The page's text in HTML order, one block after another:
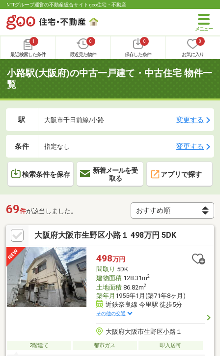
NTTグループ運営の不動産総合サイト goo住宅・不動産
1
最近検索した条件
0
最近見た物件
0
保存した条件
0
お気に入り
小路駅(大阪府)の中古一戸建て・中古住宅 物件一
覧
駅 大阪市千日前線/小路 変更する
条件 指定なし 変更する
検索条件を保存
新着メールを受
取る
アプリで探す
69件が該当しました。
大阪府大阪市生野区小路１ 498万円 5DK
498万円
間取り 5DK
建物面積128.31m2
土地面積86.82m2
築年月 1955年1月(築71年8ヶ月)
近鉄奈良線 今里駅 徒歩5分
その他の交通
大阪府大阪市生野区小路１
2階建て 都市ガス 即入居可